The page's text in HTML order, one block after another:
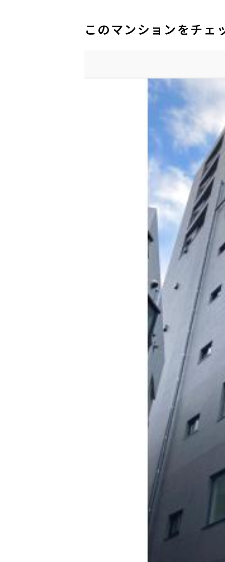
このマンションをチェ